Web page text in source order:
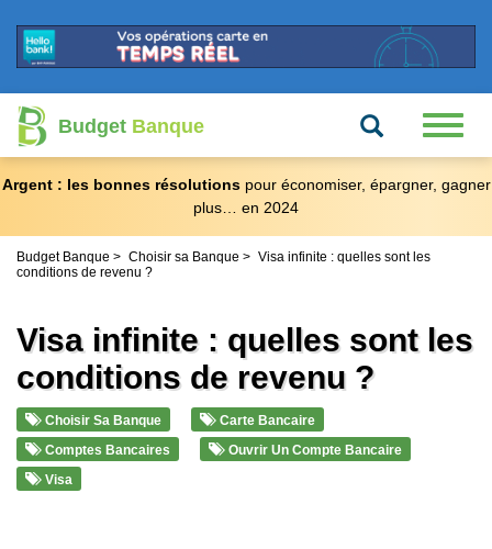
Budget Banque Recherche
Argent : les bonnes résolutionspour économiser, épargner, gagner
plus… en 2024
Budget Banque Choisir sa Banque
Visa infinite : quelles sont les
conditions de revenu ?
Visa infinite : quelles sont les
conditions de revenu ?
Choisir Sa Banque
Carte Bancaire
Comptes Bancaires
Ouvrir Un Compte Bancaire
Visa